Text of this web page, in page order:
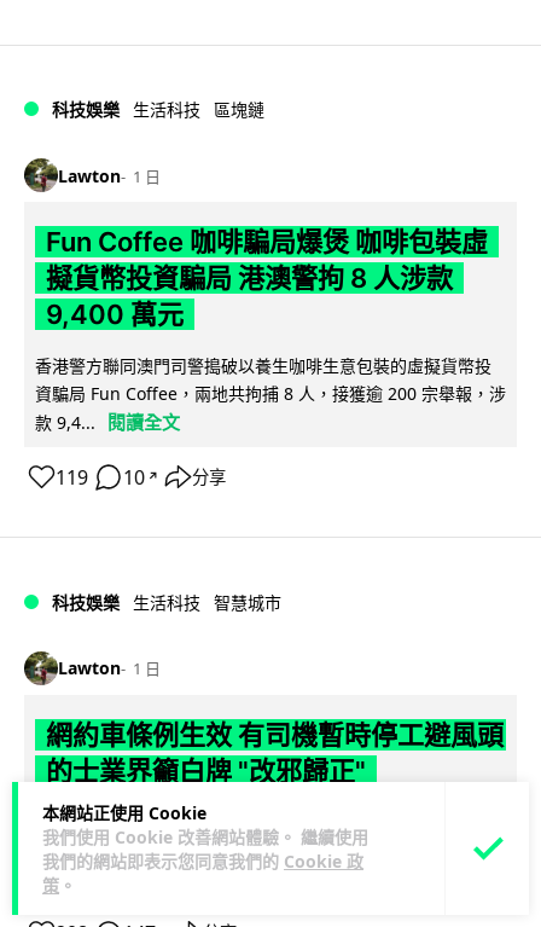
本網站正使用 Cookie
我們使用 Cookie 改善網站體驗。 繼續使用
我們的網站即表示您同意我們的 Cookie 政
策 。
科技娛樂 生活科技 區塊鏈
Lawton 1 日
Fun Coffee 咖啡騙局爆煲 咖啡包裝虛
擬貨幣投資騙局 港澳警拘 8 人涉款
9,400 萬元
香港警方聯同澳門司警搗破以養生咖啡生意包裝的虛擬貨幣投
資騙局 Fun Coffee，兩地共拘捕 8 人，接獲逾 200 宗舉報，涉
款 9,4...
閱讀全文
119 10 ↗ 分享
科技娛樂 生活科技 智慧城市
Lawton 1 日
網約車條例生效 有司機暫時停工避風頭
的士業界籲白牌 "改邪歸正"
規管網約車法例大部分條文已於 8 月 3 日生效，的士業界就期
望白牌車司機，能夠「改邪歸正」回流駕駛的士。新例大幅提
高罰則，首次定罪最高罰款...
閱讀全文